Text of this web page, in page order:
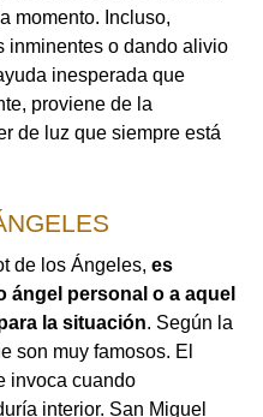
momento. Incluso,
inminentes o dando alivio
inesperada que
proviene de la
de luz que siempre está
de los Ángeles, es
ángel personal o a aquel
la situación. Según la
son muy famosos. El
invoca cuando
interior. San Miguel